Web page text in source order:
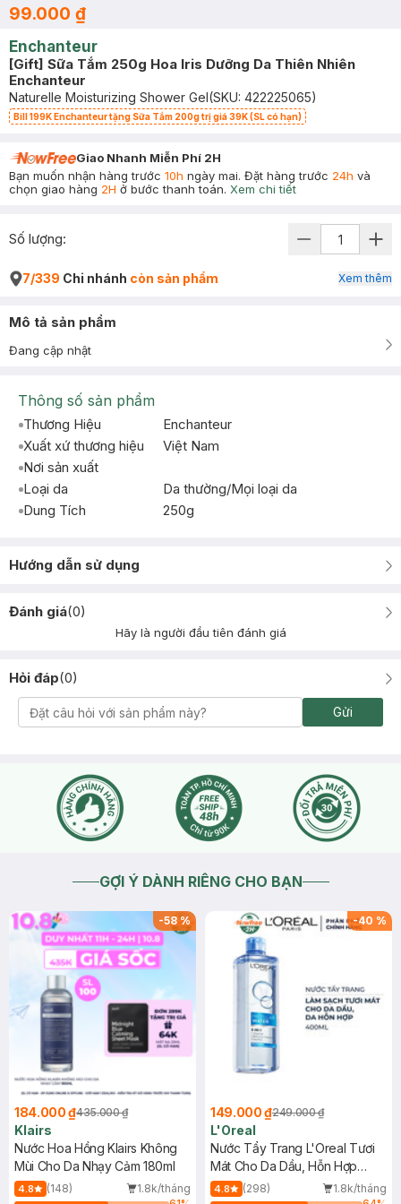
99.000 ₫
Enchanteur
[Gift] Sữa Tắm 250g Hoa Iris Dưỡng Da Thiên Nhiên
Enchanteur
Naturelle Moisturizing Shower Gel(SKU: 422225065)
Bill 199K Enchanteur tặng Sữa Tắm 200g trị giá 39K (SL có hạn)
Giao Nhanh Miễn Phí 2H
Bạn muốn nhận hàng trước 10h ngày mai. Đặt hàng trước 24h và
chọn giao hàng 2H ở bước thanh toán. Xem chi tiết
Số lượng:
7/339 Chi nhánh còn sản phẩm Xem thêm
Mô tả sản phẩm
Đang cập nhật
Thông số sản phẩm
Thương Hiệu
Enchanteur
Xuất xứ thương hiệu
Việt Nam
Nơi sản xuất
Loại da
Da thường/Mọi loại da
Dung Tích
250g
Hướng dẫn sử dụng
Đánh giá(0)
Hãy là người đầu tiên đánh giá
Hỏi đáp(0)
Gửi
GỢI Ý DÀNH RIÊNG CHO BẠN
-58%
184.000 ₫435.000 ₫
Klairs
Nước Hoa Hồng Klairs Không
Mùi Cho Da Nhạy Cảm 180ml
4.8 (148)
1.8k/tháng
-40 %
149.000 ₫249.000 ₫
L'Oreal
Nước Tẩy Trang L'Oreal Tươi
Mát Cho Da Dầu, Hỗn Hợp
400ml
4.8 (298)
1.8k/tháng